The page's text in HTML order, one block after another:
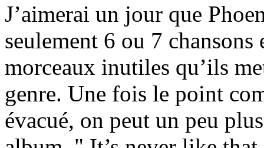
J’aimerai un jour que
seulement 6 ou 7
morceaux inutiles qu’ils
genre. Une fois le point
évacué, on peut un peu